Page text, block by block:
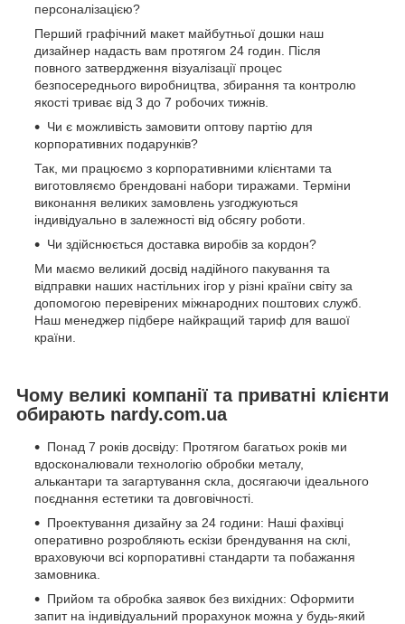
персоналізацією?
Перший графічний макет майбутньої дошки наш
дизайнер надасть вам протягом 24 годин. Після
повного затвердження візуалізації процес
безпосереднього виробництва, збирання та контролю
якості триває від 3 до 7 робочих тижнів.
Чи є можливість замовити оптову партію для
корпоративних подарунків?
Так, ми працюємо з корпоративними клієнтами та
виготовляємо брендовані набори тиражами. Терміни
виконання великих замовлень узгоджуються
індивідуально в залежності від обсягу роботи.
Чи здійснюється доставка виробів за кордон?
Ми маємо великий досвід надійного пакування та
відправки наших настільних ігор у різні країни світу за
допомогою перевірених міжнародних поштових служб.
Наш менеджер підбере найкращий тариф для вашої
країни.
Чому великі компанії та приватні клієнти
обирають nardy.com.ua
Понад 7 років досвіду: Протягом багатьох років ми
вдосконалювали технологію обробки металу,
алькантари та загартування скла, досягаючи ідеального
поєднання естетики та довговічності.
Проектування дизайну за 24 години: Наші фахівці
оперативно розробляють ескізи брендування на склі,
враховуючи всі корпоративні стандарти та побажання
замовника.
Прийом та обробка заявок без вихідних: Оформити
запит на індивідуальний прорахунок можна у будь-який